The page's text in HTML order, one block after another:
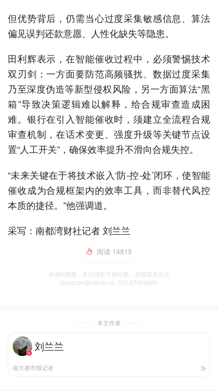
但优势背后，仍需当心过度采集敏感信息、算法
偏见误判还款意愿、人性化缺失等隐患。
田利辉表示，在智能催收过程中，必须警惕技术
双刃剑：一方面要防范高频骚扰、数据过度采集
乃至深度伪造等新型侵权风险，另一方面算法“黑
箱”导致决策逻辑难以解释，给合规审查造成困
难。银行在引入智能催收时，须建立全流程合规
审查机制，在话术变更、强度升级等关键节点设
置“人工开关”，确保效率提升不滑向合规失控。
“未来关键在于将技术嵌入‘防-控-处’闭环，使智能
催收成为合规框架内的效率工具，而非替代风控
本质的捷径。”他强调道。
采写：南都湾财社记者 刘兰兰
阅读 14815
南都N视频，未经授权不得转载、授权联系方式
banquan@nandu.cc. 020-87006626
本文作者
刘兰兰
南方都市报记者